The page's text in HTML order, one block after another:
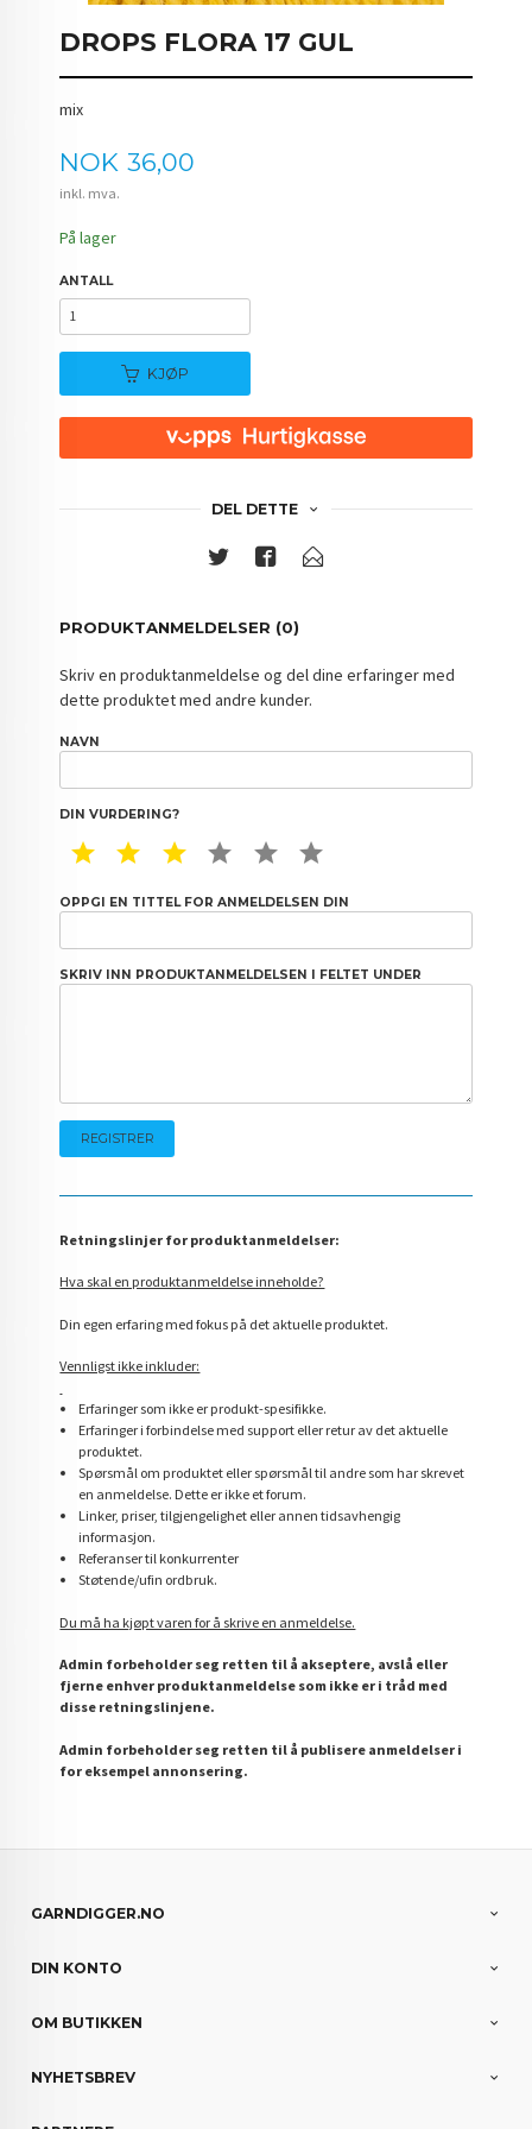
DROPS FLORA 17 GUL
mix
Pris
NOK 36,00
inkl. mva.
På lager
ANTALL
KJØP
DEL DETTE
PRODUKTANMELDELSER (0)
Skriv en produktanmeldelse og del dine erfaringer med
dette produktet med andre kunder.
NAVN
DIN VURDERING?
1 STAR2 STAR3 STAR4 STAR5 STAR
OPPGI EN TITTEL FOR ANMELDELSEN DIN
SKRIV INN PRODUKTANMELDELSEN I FELTET UNDER
Retningslinjer for produktanmeldelser:
Hva skal en produktanmeldelse inneholde?
Din egen erfaring med fokus på det aktuelle produktet.
Vennligst ikke inkluder:
Erfaringer som ikke er produkt-spesifikke.
Erfaringer i forbindelse med support eller retur av det aktuelle
produktet.
Spørsmål om produktet eller spørsmål til andre som har skrevet
en anmeldelse. Dette er ikke et forum.
Linker, priser, tilgjengelighet eller annen tidsavhengig
informasjon.
Referanser til konkurrenter
Støtende/ufin ordbruk.
Du må ha kjøpt varen for å skrive en anmeldelse.
Admin forbeholder seg retten til å akseptere, avslå eller
fjerne enhver produktanmeldelse som ikke er i tråd med
disse retningslinjene.
Admin forbeholder seg retten til å publisere anmeldelser i
for eksempel annonsering.
GARNDIGGER.NO
DIN KONTO
OM BUTIKKEN
NYHETSBREV